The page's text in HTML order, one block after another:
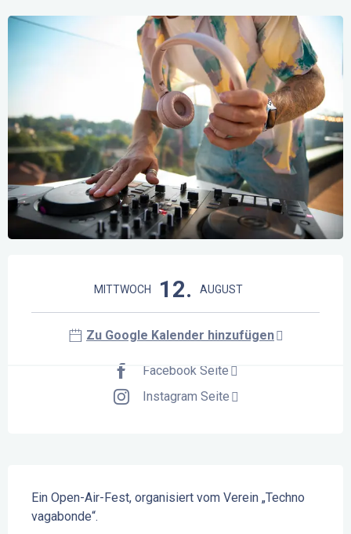
MITTWOCH 12. AUGUST
Zu Google Kalender hinzufügen
Facebook Seite
Instagram Seite
Ein Open-Air-Fest, organisiert vom Verein „Techno
vagabonde“.